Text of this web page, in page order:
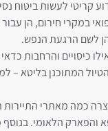
קריטי לעשות ביטוח
במקרי חירום, הן עבור
לשם הרגעת הנפש.
כיסויים והרחבות כדאי
המתוכנן בליטא –
כמה מאתרי התיירות
והפארק הלאומי. בנוסף